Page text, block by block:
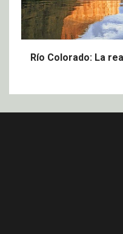
Río Colorado: La